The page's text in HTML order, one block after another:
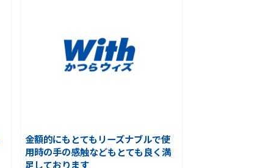
金額的にもとてもリーズナブルで使
用時の手の感触などもとても良く満
足しております